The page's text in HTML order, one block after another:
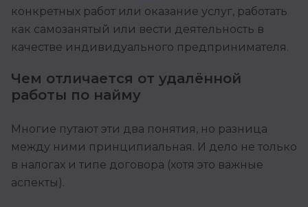
конкретных работ или оказание услуг, работать
как самозанятый или вести деятельность в
качестве индивидуального предпринимателя.
Чем отличается от удалённой
работы по найму
Многие путают эти два понятия, но разница
между ними принципиальная. И дело не только
в налогах и типе договора (хотя это важные
аспекты).